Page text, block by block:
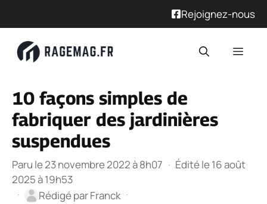
Rejoignez-nous
10 façons simples de
fabriquer des jardinières
suspendues
Paru le 23 novembre 2022 à 8h07 · Édité le 16 août
2025 à 19h53
·
Rédigé parFranck ·